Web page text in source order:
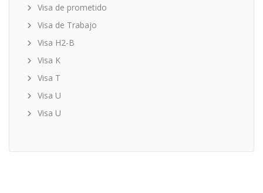
Visa de prometido
Visa de Trabajo
Visa H2-B
Visa K
Visa T
Visa U
Visa U